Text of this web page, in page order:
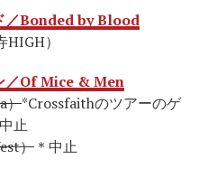
／Bonded by Blood
）
／Of Mice & Men
）*Crossfaithのツアーのゲ
止
） ＊中止